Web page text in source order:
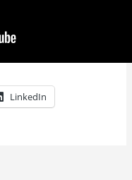
LinkedIn